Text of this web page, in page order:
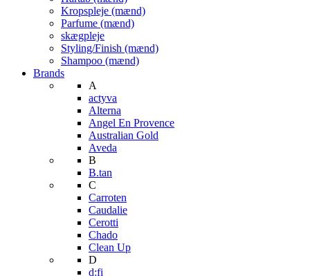
Kropspleje (mænd)
Parfume (mænd)
skægpleje
Styling/Finish (mænd)
Shampoo (mænd)
Brands
A
actyva
Alterna
Angel En Provence
Australian Gold
Aveda
B
B.tan
C
Carroten
Caudalie
Cerotti
Chado
Clean Up
D
d:fi